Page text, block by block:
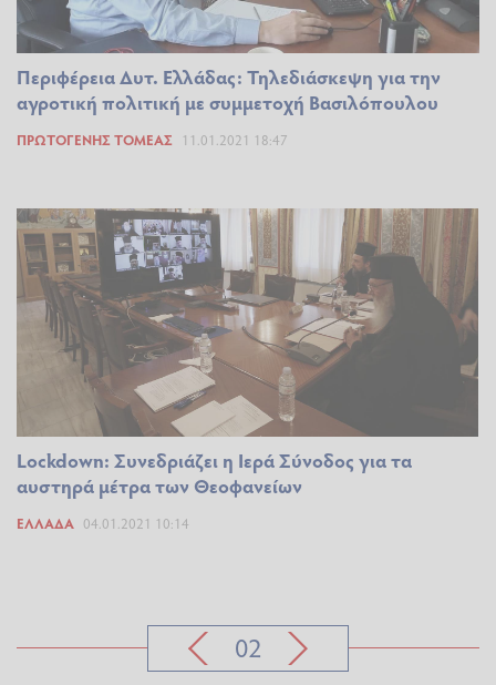
Περιφέρεια Δυτ. Ελλάδας: Τηλεδιάσκεψη για την
αγροτική πολιτική με συμμετοχή Βασιλόπουλου
ΠΡΩΤΟΓΕΝΉΣ ΤΟΜΈΑΣ 11.01.2021 18:47
Lockdown: Συνεδριάζει η Ιερά Σύνοδος για τα
αυστηρά μέτρα των Θεοφανείων
ΕΛΛΆΔΑ 04.01.2021 10:14
02